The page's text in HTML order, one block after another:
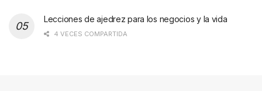
Lecciones de ajedrez para los negocios y la vida
4 VECES COMPARTIDA